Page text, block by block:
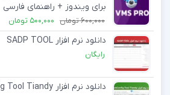
برای ویندوز + راهنمای فارسی
600,000تومان 500,000 تومان
دانلود نرم افزار SADP TOOL
رایگان
دانلود نرم افزار SearchConfig Tool Tiandy